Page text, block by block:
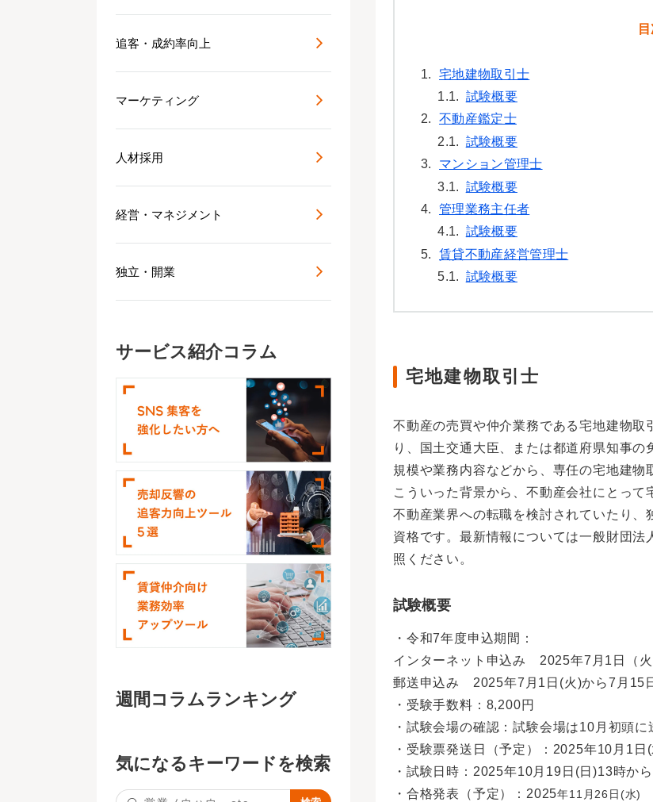
追客・成約率向上
マーケティング
人材採用
経営・マネジメント
独立・開業
サービス紹介コラム
週間コラムランキング
気になるキーワードを検索
1.
宅地建物取引士
1.1. 試験概要
2.
不動産鑑定士
2.1. 試験概要
3.
マンション管理士
3.1. 試験概要
4.
管理業務主任者
4.1. 試験概要
5.
賃貸不動産経営管理士
5.1. 試験概要
宅地建物取引士
不動産の売買や仲介業務である宅地建物取
り、国土交通大臣、または都道府県知事
規模や業務内容などから、専任の宅地建物
こういった背景から、不動産会社にとって
不動産業界への転職を検討されていたり
資格です。最新情報については一般財団
照ください。
試験概要
・令和7年度申込期間：
インターネット申込み 2025年7月1日（
郵送申込み 2025年7月1日(火)から7月15
・受験手数料：8,200円
・試験会場の確認：試験会場は10月初頭
・受験票発送日（予定）：2025年10月1日
・試験日時：2025年10月19日(日)13時か
・合格発表（予定）：2025年11月26日(水)